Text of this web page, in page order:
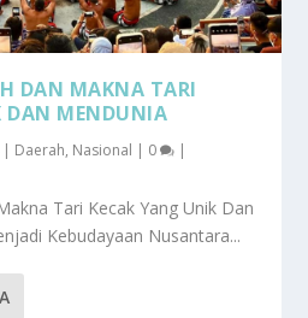
DAN MAKNA TARI
DAN MENDUNIA
| Daerah, Nasional | 0 |
Tari Kecak Yang Unik Dan
Kebudayaan Nusantara...